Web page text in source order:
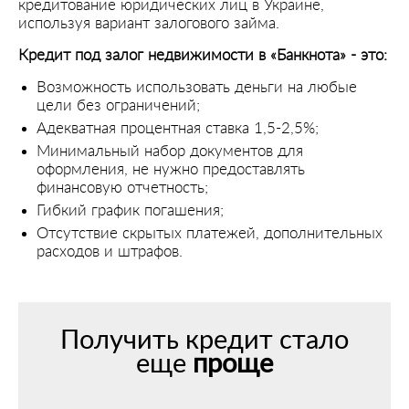
кредитование юридических лиц в Украине,
используя вариант залогового займа.
Кредит под залог недвижимости в «Банкнота» - это:
Возможность использовать деньги на любые
цели без ограничений;
Адекватная процентная ставка 1,5-2,5%;
Минимальный набор документов для
оформления, не нужно предоставлять
финансовую отчетность;
Гибкий график погашения;
Отсутствие скрытых платежей, дополнительных
расходов и штрафов.
Получить кредит стало
еще проще